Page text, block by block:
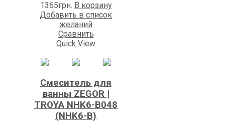
1365грн. В корзину
Добавить в список
желаний
Сравнить
Quick View
Смеситель для
ванны ZEGOR |
TROYA NHK6-B048
(NHK6-B)